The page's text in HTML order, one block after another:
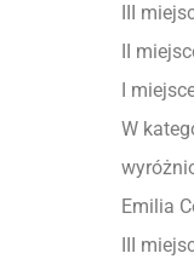
III
II
I
W
Emilia
III